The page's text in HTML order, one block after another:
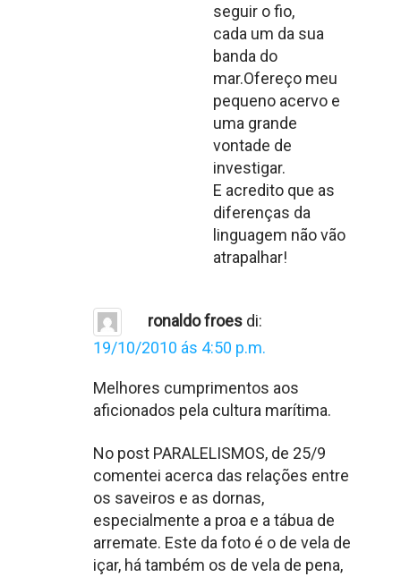
seguir o fio,
cada um da sua
banda do
mar.Ofereço meu
pequeno acervo e
uma grande
vontade de
investigar.
E acredito que as
diferenças da
linguagem não vão
atrapalhar!
ronaldo froes di:
19/10/2010 ás 4:50 p.m.
Melhores cumprimentos aos
aficionados pela cultura marítima.
No post PARALELISMOS, de 25/9
comentei acerca das relações entre
os saveiros e as dornas,
especialmente a proa e a tábua de
arremate. Este da foto é o de vela de
içar, há também os de vela de pena,